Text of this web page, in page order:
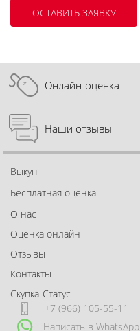
Онлайн-оценка
Наши отзывы
Выкуп
Бесплатная оценка
О нас
Оценка онлайн
Отзывы
Контакты
Скупка-Статус
+7 (966) 105-55-11
Написать в WhatsApp